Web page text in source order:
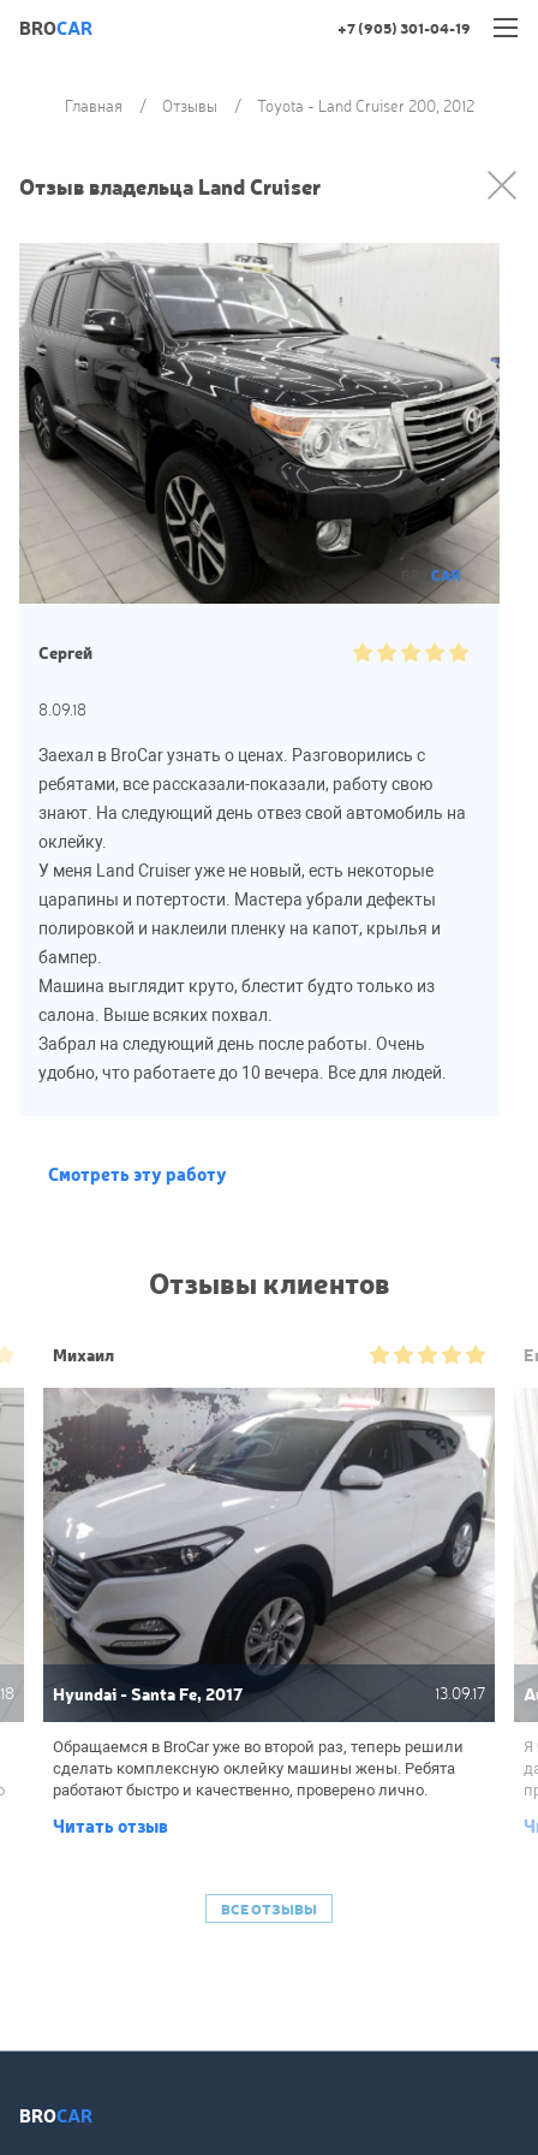
BROCAR +7 (905) 301-04-19
Главная Отзывы Toyota - Land Cruiser 200, 2012
Отзыв владельца Land Cruiser
Сергей
8.09.18
Заехал в BroCar узнать о ценах. Разговорились с
ребятами, все рассказали-показали, работу свою
знают. На следующий день отвез свой автомобиль на
оклейку.
У меня Land Cruiser уже не новый, есть некоторые
царапины и потертости. Мастера убрали дефекты
полировкой и наклеили пленку на капот, крылья и
бампер.
Машина выглядит круто, блестит будто только из
салона. Выше всяких похвал.
Забрал на следующий день после работы. Очень
удобно, что работаете до 10 вечера. Все для людей.
Смотреть эту работу
Отзывы клиентов
Михаил
Hyundai - Santa Fe, 2017 13.09.17
Обращаемся в BroCar уже во второй раз, теперь решили
сделать комплексную оклейку машины жены. Ребята
работают быстро и качественно, проверено лично.
мне спокойно: можно надолго забыть о царапинах и
Читать отзыв
Я
ВСЕ ОТЗЫВЫ
BROCAR